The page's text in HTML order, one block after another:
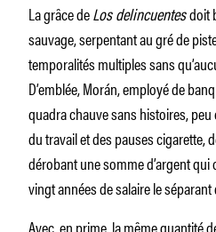
La grâce deLos delincuentesdoit
sauvage, serpentant au gré de
temporalités multiples sans
D’emblée, Morán, employé de
quadra chauve sans histoires,
du travail et des pauses cigarette,
dérobant une somme d’argent
vingt années de salaire le séparant
Avec, en prime, la même quantité